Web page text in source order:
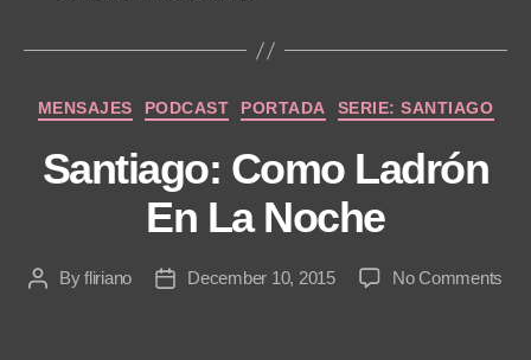
Categories
MENSAJES PODCAST PORTADA SERIE: SANTIAGO
Santiago: Como Ladrón
En La Noche
PostByfliriano
PostDecember 10, 2015 No Comments